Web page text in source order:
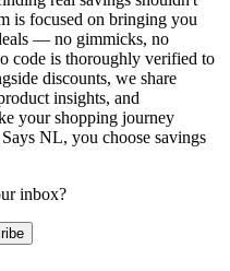
is focused on bringing you
— no gimmicks, no
code is thoroughly verified to
discounts, we share
insights, and
your shopping journey
NL, you choose savings
inbox?